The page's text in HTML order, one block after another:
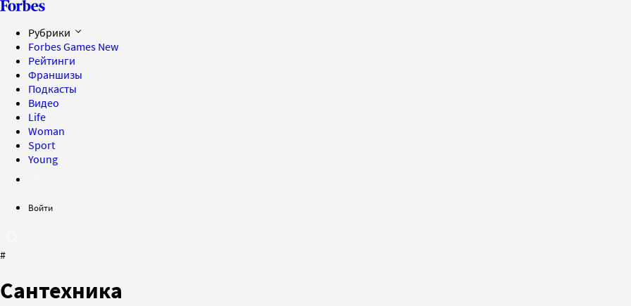
Рубрики
Forbes Games New
Рейтинги
Франшизы
Подкасты
Видео
Life
Woman
Sport
Young
Войти
#
Сантехника